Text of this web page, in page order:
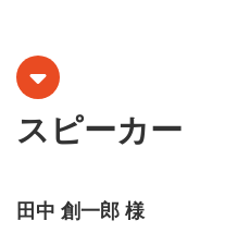
スピーカー
田中 創一郎 様